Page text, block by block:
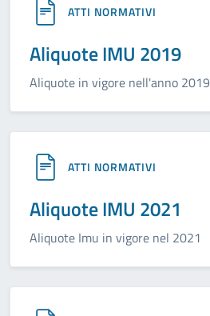
ATTI NORMATIVI
Aliquote IMU 2019
Aliquote in vigore nell'anno 2019
ATTI NORMATIVI
Aliquote IMU 2021
Aliquote Imu in vigore nel 2021